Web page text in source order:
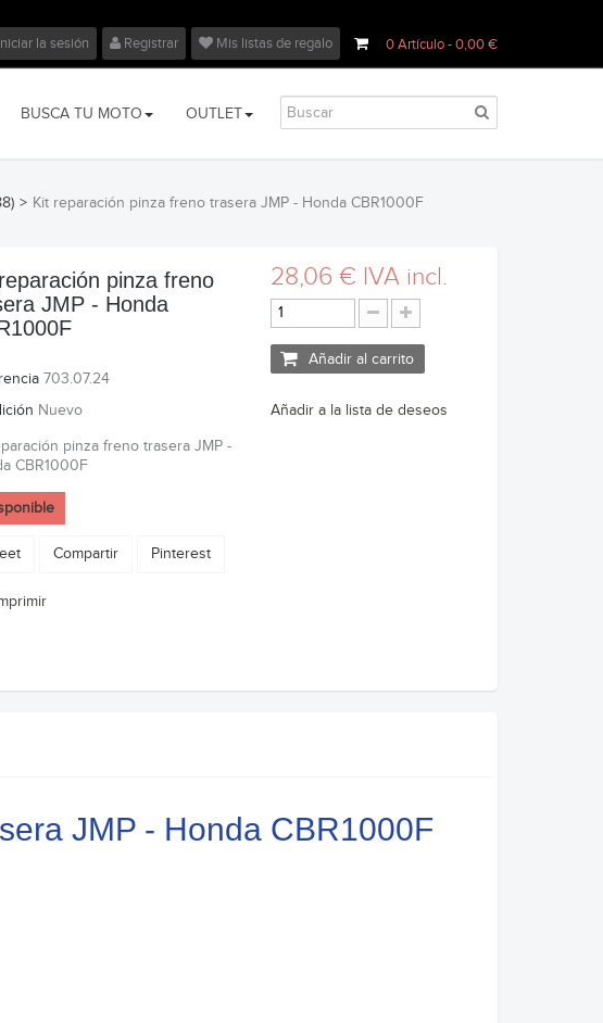
0Artículo- 0,00 €
la sesión Registrar Mis listas de regalo
BUSCA TU MOTO OUTLET
> Kit reparación pinza freno trasera JMP - Honda CBR1000F
pinza freno
JMP - Honda
703.07.24
Nuevo
pinza freno trasera JMP -
CBR1000F
Compartir Pinterest
28,06 € IVA incl.
Añadir al carrito
Añadir a la lista de deseos
JMP - Honda CBR1000F